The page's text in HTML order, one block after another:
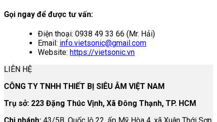
Gọi ngay để được tư vấn:
Điện thoại: 0938 49 33 66 (Mr. Hải)
Email: info.vietsonic@gmail.com
Website: https://vietsonic.vn
LIÊN HỆ
CÔNG TY TNHH THIẾT BỊ SIÊU ÂM VIỆT NAM
Trụ sở: 223 Đặng Thúc Vịnh, Xã Đông Thạnh, TP. HCM